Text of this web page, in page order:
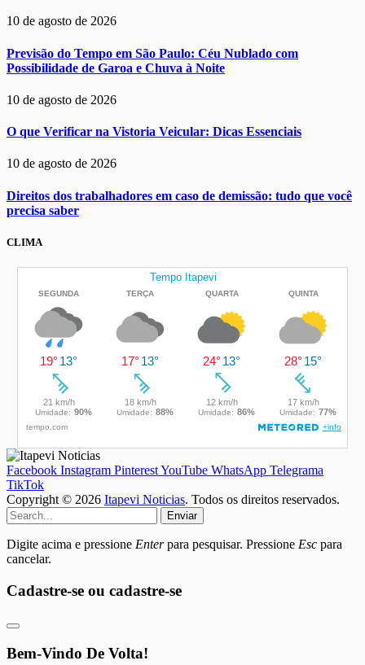
10 de agosto de 2026
Previsão do Tempo em São Paulo: Céu Nublado com
Possibilidade de Garoa e Chuva à Noite
10 de agosto de 2026
O que Verificar na Vistoria Veicular: Dicas Essenciais
10 de agosto de 2026
Direitos dos trabalhadores em caso de demissão: tudo que você
precisa saber
CLIMA
Facebook Instagram PinterestYouTube WhatsApp Telegrama
TikTok
Copyright © 2026 Itapevi Noticias. Todos os direitos reservados.
Enviar
Digite acima e pressione Enterpara pesquisar. Pressione Esc para
cancelar.
Cadastre-se ou cadastre-se
Bem-Vindo De Volta!